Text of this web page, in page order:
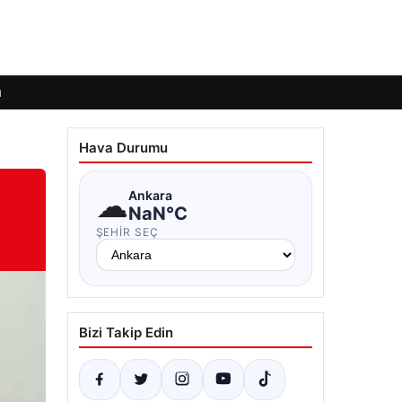
Hava Durumu
☁Ankara
NaN°C
ŞEHIR SEÇ
Bizi Takip Edin